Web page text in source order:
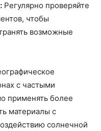
Регулярно проверяйте
чтобы
возможные
с частыми
применять более
материалы с
солнечной